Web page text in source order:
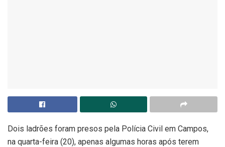
Dois ladrões foram presos pela Polícia Civil em Campos,
na quarta-feira (20), apenas algumas horas após terem